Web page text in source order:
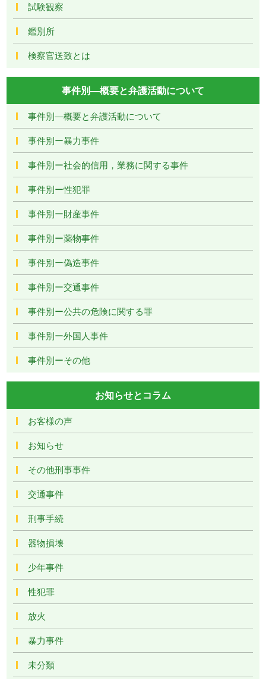
試験観察
鑑別所
検察官送致とは
事件別―概要と弁護活動について
事件別―概要と弁護活動について
事件別ー暴力事件
事件別ー社会的信用，業務に関する事件
事件別ー性犯罪
事件別ー財産事件
事件別ー薬物事件
事件別ー偽造事件
事件別ー交通事件
事件別ー公共の危険に関する罪
事件別ー外国人事件
事件別ーその他
お知らせとコラム
お客様の声
お知らせ
その他刑事事件
交通事件
刑事手続
器物損壊
少年事件
性犯罪
放火
暴力事件
未分類